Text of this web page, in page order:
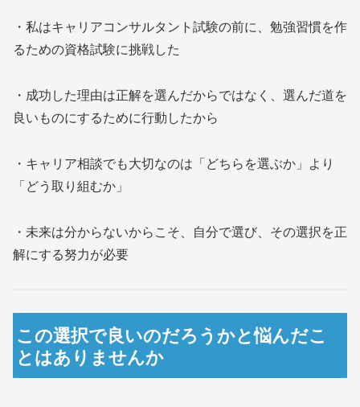
・私はキャリアコンサルタント試験の前に、勉強習慣を作
るための資格試験に挑戦した
・成功した理由は正解を選んだからではなく、選んだ道を
良いものにするために行動したから
・キャリア相談でも大切なのは「どちらを選ぶか」より
「どう取り組むか」
・未来は分からないからこそ、自分で選び、その選択を正
解にする努力が必要
この選択で良いのだろうかと悩んだこ
とはありませんか